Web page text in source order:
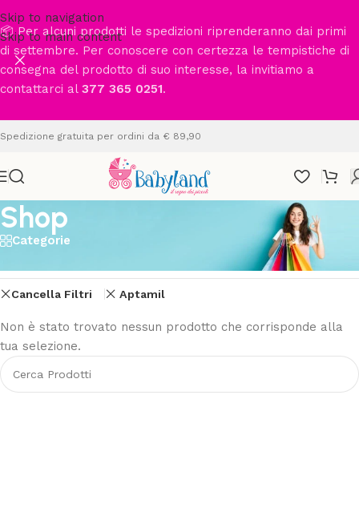
Skip to navigation
Skip to main content
📦 Per alcuni prodotti le spedizioni riprenderanno dai primi
di settembre. Per conoscere con certezza le tempistiche di
consegna del prodotto di suo interesse, la invitiamo a
contattarci al 377 365 0251.
Spedizione gratuita per ordini da € 89,90
Shop
Categorie
Cancella Filtri Aptamil
Non è stato trovato nessun prodotto che corrisponde alla
tua selezione.